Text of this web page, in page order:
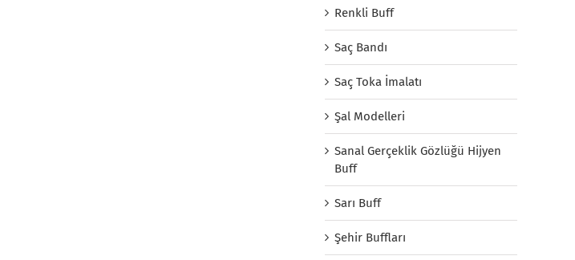
Renkli Buff
Saç Bandı
Saç Toka İmalatı
Şal Modelleri
Sanal Gerçeklik Gözlüğü Hijyen
Buff
Sarı Buff
Şehir Buffları